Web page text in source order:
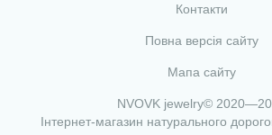
Контакти
Повна версія сайту
Мапа сайту
NVOVK jewelry©
Інтернет-магазин натурального